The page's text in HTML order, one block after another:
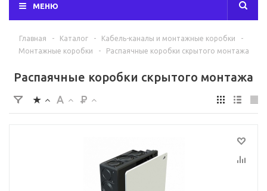
МЕНЮ
Главная - Каталог - Кабель-каналы и монтажные коробки
-
Монтажные коробки
- Распаячные коробки скрытого монтажа
Распаячные коробки скрытого монтажа